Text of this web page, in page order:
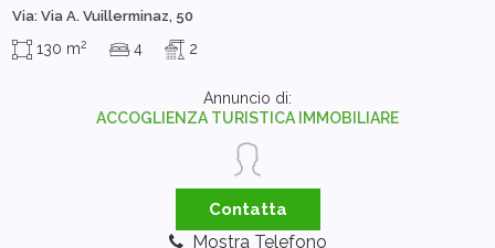
Via: Via A. Vuillerminaz, 50
130 m2 4 2
Annuncio di:
ACCOGLIENZA TURISTICA IMMOBILIARE
Contatta
Mostra Telefono